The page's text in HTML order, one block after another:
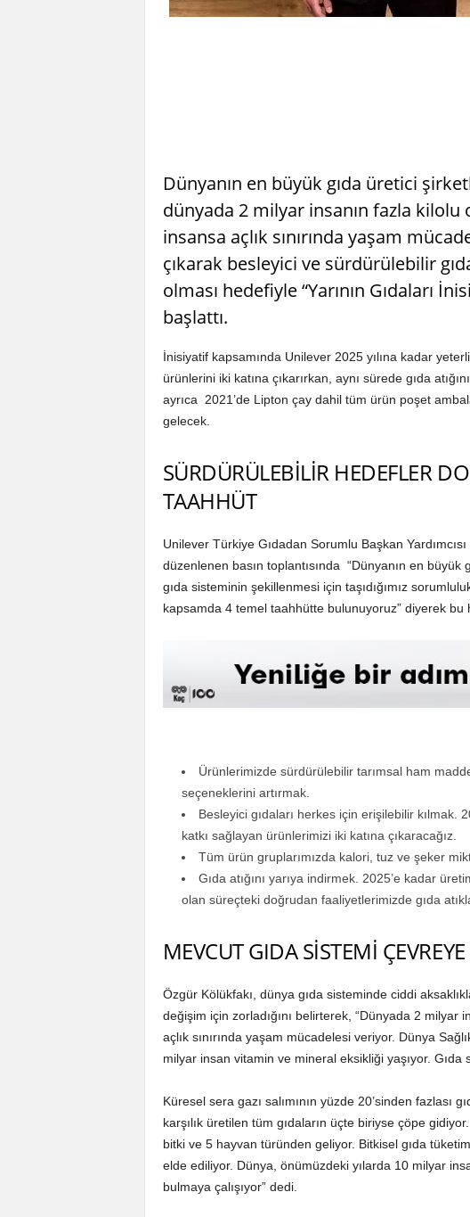
Dünyanın en büyük gıda üretici
dünyada 2 milyar insanın fazla kilolu
insansa açlık sınırında yaşam
çıkarak besleyici ve sürdürülebilir
olması hedefiyle “Yarının Gıdaları
başlattı.
İnisiyatif kapsamında Unilever 2025 yılına kadar
ürünlerini iki katına çıkarırkan, aynı sürede gıda
ayrıca 2021’de Lipton çay dahil tüm ürün poşet
gelecek.
SÜRDÜRÜLEBİLİR HEDEFLER
TAAHHÜT
Unilever Türkiye Gıdadan Sorumlu Başkan
düzenlenen basın toplantısında “Dünyanın en
gıda sisteminin şekillenmesi için taşıdığımız
kapsamda 4 temel taahhütte bulunuyoruz” diyerek bu
Ürünlerimizde sürdürülebilir tarımsal ham
seçeneklerini artırmak.
Besleyici gıdaları herkes için erişilebilir kılmak.
katkı sağlayan ürünlerimizi iki katına çıkaracağız.
Tüm ürün gruplarımızda kalori, tuz ve şeker
Gıda atığını yarıya indirmek. 2025’e kadar
olan süreçteki doğrudan faaliyetlerimizde gıda
MEVCUT GIDA SİSTEMİ
Özgür Kölükfakı, dünya gıda sisteminde ciddi
değişim için zorladığını belirterek, “Dünyada 2
açlık sınırında yaşam mücadelesi veriyor. Dünya
milyar insan vitamin ve mineral eksikliği yaşıyor.
Küresel sera gazı salımının yüzde 20’sinden fazlası
karşılık üretilen tüm gıdaların üçte biriyse çöpe
bitki ve 5 hayvan türünden geliyor. Bitkisel gıda
elde ediliyor. Dünya, önümüzdeki yılarda 10 milyar
bulmaya çalışıyor” dedi.